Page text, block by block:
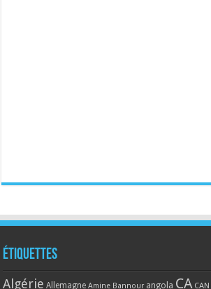
Étiquettes
Algérie Allemagne Amine Bannour angola CA CAN